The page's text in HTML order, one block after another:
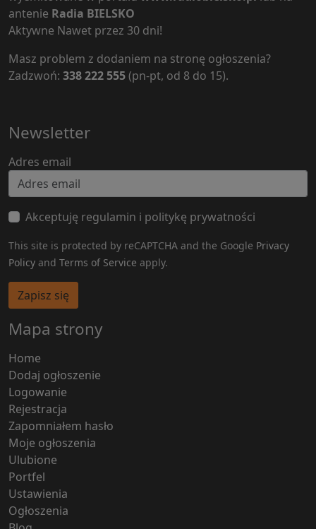
antenie Radia BIELSKO
Aktywne Nawet przez 30 dni!
Masz problem z dodaniem na stronę ogłoszenia?
Zadzwoń: 338 222 555(pn-pt, od 8 do 15).
Newsletter
Adres email
Akceptuję regulamin i politykę prywatności
This site is protected by reCAPTCHA and the Google Privacy
Policy and Terms of Service apply.
Zapisz się
Mapa strony
Home
Dodaj ogłoszenie
Logowanie
Rejestracja
Zapomniałem hasło
Moje ogłoszenia
Ulubione
Portfel
Ustawienia
Ogłoszenia